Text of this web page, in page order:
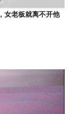
女老板就离不开他